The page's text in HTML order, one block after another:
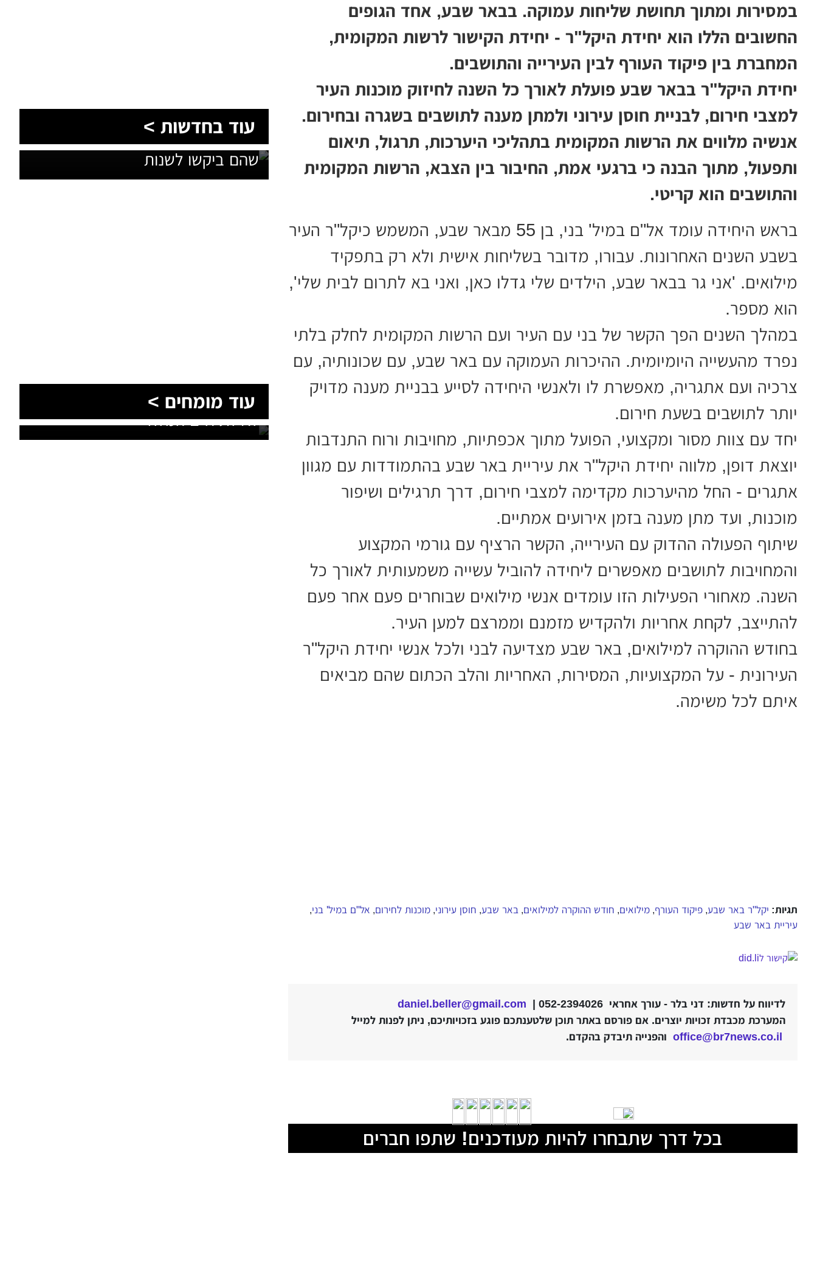
במסירות ומתוך תחושת שליחות עמוקה. בבאר שבע, אחד הגופים
החשובים הללו הוא יחידת היקל"ר - יחידת הקישור לרשות המקומית,
המחברת בין פיקוד העורף לבין העירייה והתושבים.
יחידת היקל"ר בבאר שבע פועלת לאורך כל השנה לחיזוק מוכנות העיר
למצבי חירום, לבניית חוסן עירוני ולמתן מענה לתושבים בשגרה ובחירום.
אנשיה מלווים את הרשות המקומית בתהליכי היערכות, תרגול, תיאום
ותפעול, מתוך הבנה כי ברגעי אמת, החיבור בין הצבא, הרשות המקומית
והתושבים הוא קריטי.
בראש היחידה עומד אל"ם במיל' בני, בן 55 מבאר שבע, המשמש כיקל"ר העיר
בשבע השנים האחרונות. עבורו, מדובר בשליחות אישית ולא רק בתפקיד
מילואים. 'אני גר בבאר שבע, הילדים שלי גדלו כאן, ואני בא לתרום לבית שלי',
הוא מספר.
במהלך השנים הפך הקשר של בני עם העיר ועם הרשות המקומית לחלק בלתי
נפרד מהעשייה היומיומית. ההיכרות העמוקה עם באר שבע, עם שכונותיה, עם
צרכיה ועם אתגריה, מאפשרת לו ולאנשי היחידה לסייע בבניית מענה מדויק
יותר לתושבים בשעת חירום.
יחד עם צוות מסור ומקצועי, הפועל מתוך אכפתיות, מחויבות ורוח התנדבות
יוצאת דופן, מלווה יחידת היקל"ר את עיריית באר שבע בהתמודדות עם מגוון
אתגרים - החל מהיערכות מקדימה למצבי חירום, דרך תרגילים ושיפור
מוכנות, ועד מתן מענה בזמן אירועים אמתיים.
שיתוף הפעולה ההדוק עם העירייה, הקשר הרציף עם גורמי המקצוע
והמחויבות לתושבים מאפשרים ליחידה להוביל עשייה משמעותית לאורך כל
השנה. מאחורי הפעילות הזו עומדים אנשי מילואים שבוחרים פעם אחר פעם
להתייצב, לקחת אחריות ולהקדיש מזמנם וממרצם למען העיר.
בחודש ההוקרה למילואים, באר שבע מצדיעה לבני ולכל אנשי יחידת היקל"ר
העירונית - על המקצועיות, המסירות, האחריות והלב הכתום שהם מביאים
איתם לכל משימה.
תגיות: יקל"ר באר שבע, פיקוד העורף, מילואים, חודש ההוקרה למילואים, באר שבע, חוסן עירוני, מוכנות לחירום, אל"ם במיל' בני,
עיריית באר שבע
לדיווח על חדשות: דני בלר - עורך אחראי 052-2394026 |
daniel.beller@gmail.com
המערכת מכבדת זכויות יוצרים. אם פורסם באתר תוכן שלטענתכם פוגע בזכויותיכם, ניתן לפנות למייל
office@br7news.co.il והפנייה תיבדק בהקדם.
בכל דרך שתבחרו להיות מעודכנים! שתפו חברים
עוד בחדשות >
1,600 מתושבי עומר השתתפו
בגיבוש תוכנית האב לחינוך: זה מה
שהם ביקשו לשנות
עוד מומחים >
הסעות בדרום 2026: כך מתכננים
נסיעה קבוצתית מושלמת לנגב,
לאילת ולים המלח